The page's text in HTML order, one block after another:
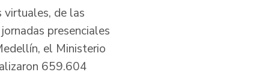
virtuales, de las
presenciales
el Ministerio
659.604